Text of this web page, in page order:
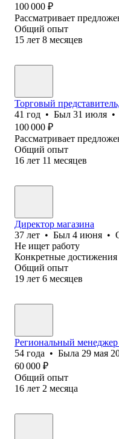
100 000 ₽
Рассматривает
Общий опыт
15 лет 8 месяцев
Торговый
41 год • Был 31 июля •
100 000 ₽
Рассматривает
Общий опыт
16 лет 11 месяцев
Директор магазина
37 лет • Был 4 июня •
Не ищет работу
Конкретные достижения
Общий опыт
19 лет 6 месяцев
Региональный
54 года • Была 29 мая
60 000 ₽
Общий опыт
16 лет 2 месяца